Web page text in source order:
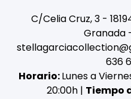
C/Celia Cruz, 3 -
Granada
636
Horario:Lunes a
20:00h | Tiempo